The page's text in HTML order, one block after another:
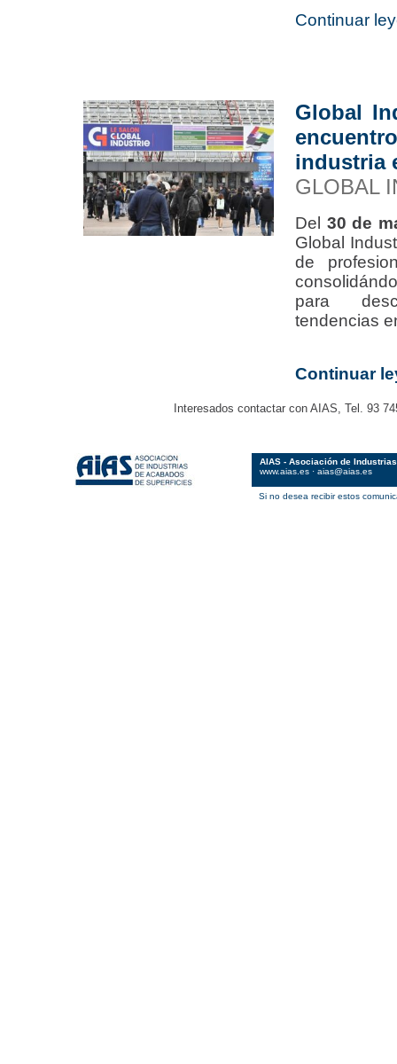
Continuar
Global
industria
GLOBAL
Del 30 de
Global
de
para
tendencias
Continuar
Interesados contactar con AIAS, Tel. 93
AIAS - Asociación de
www.aias.es · aias@aias.es
Si no desea recibir estos